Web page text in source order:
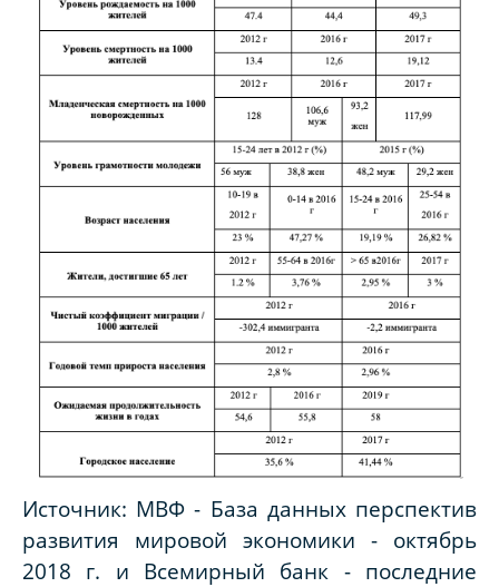
Источник: МВФ - База данных перспектив
развития мировой экономики - октябрь
2018 г. и Всемирный банк - последние